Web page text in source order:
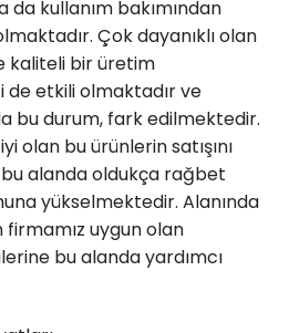
kullanım bakımından
Çok dayanıklı olan
kaliteli bir üretim
de etkili olmaktadır ve
bu durum, fark edilmektedir.
olan bu ürünlerin satışını
alanda oldukça rağbet
yükselmektedir. Alanında
uygun olan
bu alanda yardımcı